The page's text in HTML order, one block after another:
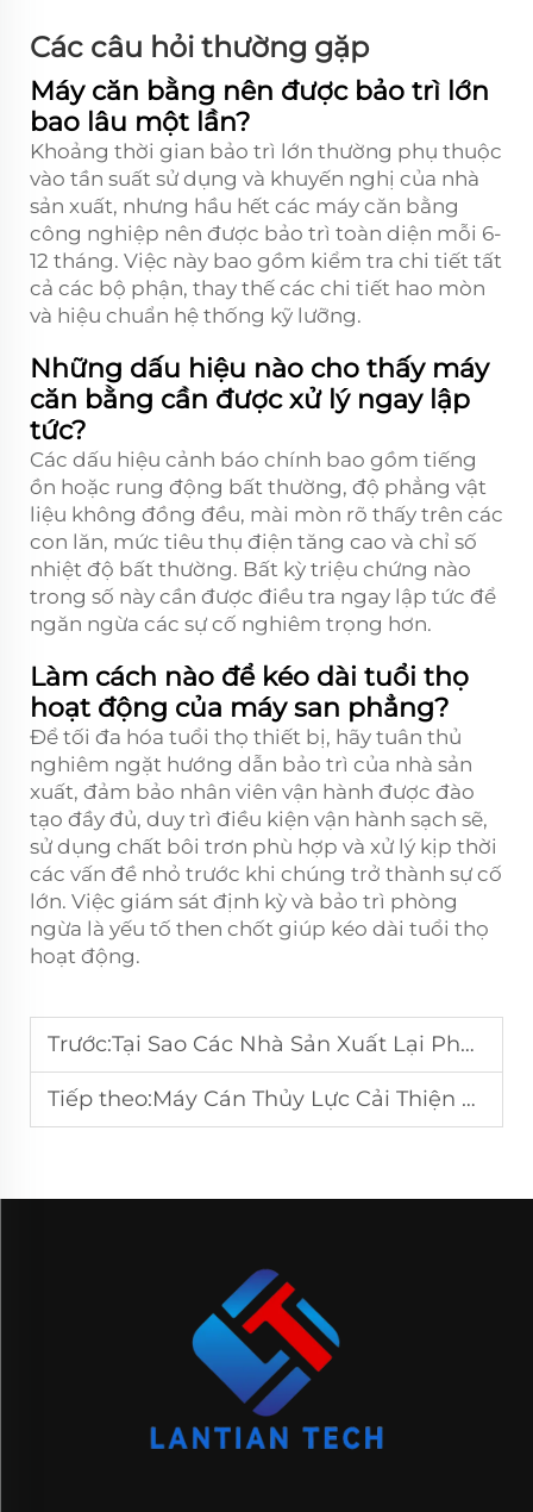
Các câu hỏi thường gặp
Máy căn bằng nên được bảo trì lớn
bao lâu một lần?
Khoảng thời gian bảo trì lớn thường phụ thuộc
vào tần suất sử dụng và khuyến nghị của nhà
sản xuất, nhưng hầu hết các máy căn bằng
công nghiệp nên được bảo trì toàn diện mỗi 6-
12 tháng. Việc này bao gồm kiểm tra chi tiết tất
cả các bộ phận, thay thế các chi tiết hao mòn
và hiệu chuẩn hệ thống kỹ lưỡng.
Những dấu hiệu nào cho thấy máy
căn bằng cần được xử lý ngay lập
tức?
Các dấu hiệu cảnh báo chính bao gồm tiếng
ồn hoặc rung động bất thường, độ phẳng vật
liệu không đồng đều, mài mòn rõ thấy trên các
con lăn, mức tiêu thụ điện tăng cao và chỉ số
nhiệt độ bất thường. Bất kỳ triệu chứng nào
trong số này cần được điều tra ngay lập tức để
ngăn ngừa các sự cố nghiêm trọng hơn.
Làm cách nào để kéo dài tuổi thọ
hoạt động của máy san phẳng?
Để tối đa hóa tuổi thọ thiết bị, hãy tuân thủ
nghiêm ngặt hướng dẫn bảo trì của nhà sản
xuất, đảm bảo nhân viên vận hành được đào
tạo đầy đủ, duy trì điều kiện vận hành sạch sẽ,
sử dụng chất bôi trơn phù hợp và xử lý kịp thời
các vấn đề nhỏ trước khi chúng trở thành sự cố
lớn. Việc giám sát định kỳ và bảo trì phòng
ngừa là yếu tố then chốt giúp kéo dài tuổi thọ
hoạt động.
Trước:Tại Sao Các Nhà Sản Xuất Lại Phụ Thuộc Vào Máy San Phẳng Để Thực Hiện Công Việc Chính Xác?
Tiếp theo:Máy Cán Thủy Lực Cải Thiện Việc Gia Công Thép Cấu Trúc Như Thế Nào?